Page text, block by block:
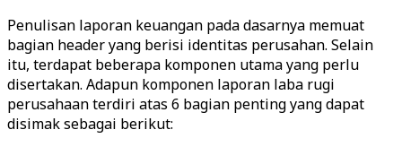
Penulisan laporan keuangan pada dasarnya memuat
bagian header yang berisi identitas perusahan. Selain
itu, terdapat beberapa komponen utama yang perlu
disertakan. Adapun komponen laporan laba rugi
perusahaan terdiri atas 6 bagian penting yang dapat
disimak sebagai berikut: